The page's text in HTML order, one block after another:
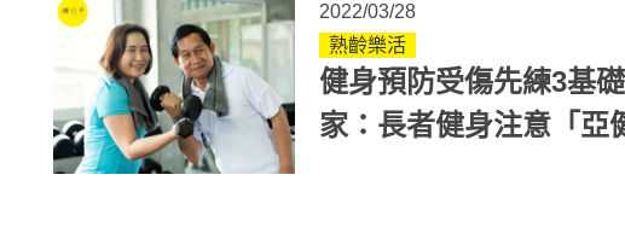
2022/03/28
熟齡樂活
健身預防受傷先練3基
家：長者健身注意「亞